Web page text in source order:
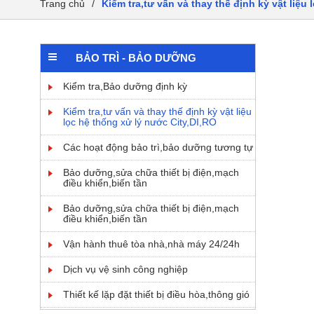
Trang chủ / Kiểm tra,tư vấn và thay thế định kỳ vật liệu
BẢO TRÌ - BẢO DƯỠNG
Kiểm tra,Bảo dưỡng định kỳ
Kiểm tra,tư vấn và thay thế định kỳ vật liệu
lọc hệ thống xử lý nước City,DI,RO
Các hoạt động bảo trì,bảo dưỡng tương tự
Bảo dưỡng,sửa chữa thiết bị điện,mạch
điều khiển,biến tần
Bảo dưỡng,sửa chữa thiết bị điện,mạch
điều khiển,biến tần
Vận hành thuê tòa nhà,nhà máy 24/24h
Dịch vụ vệ sinh công nghiệp
Thiết kế lặp đặt thiết bị điều hòa,thông gió